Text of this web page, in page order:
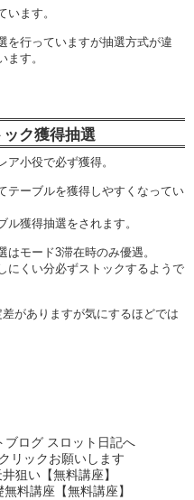
ます。
を行っていますが抽選方式が違
す。
ク獲得抽選
小役で必ず獲得。
テーブルを獲得しやすくなってい
獲得抽選をされます。
モード3滞在時のみ優遇。
にくい分必ずストックするようで
がありますが気にするほどでは
リックお願いします
狙い【無料講座】
料講座【無料講座】